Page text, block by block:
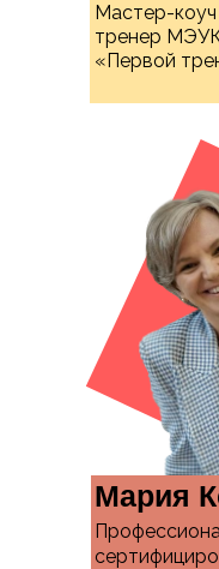
Мария
Мастер-
тренер
«Первой